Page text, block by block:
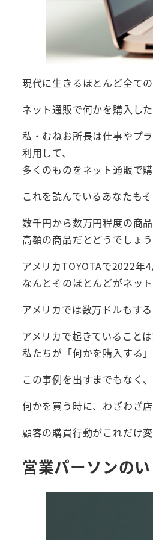
現代に生きるほとんど全ての
ネット通販で何かを購入し
私・むねお所長は仕事やプ
利用して、
多くのものをネット通販で購
これを読んでいるあなたも
数千円から数万円程度の商
高額の商品だとどうでしょう
アメリカTOYOTAで2022年
なんとそのほとんどがネッ
アメリカでは数万ドルもす
アメリカで起きていること
私たちが「何かを購入する
この事例を出すまでもなく
何かを買う時に、わざわざ
顧客の購買行動がこれだけ
営業パーソンの